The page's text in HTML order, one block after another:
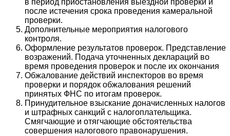
в период приостановления выездной проверки и
после истечения срока проведения камеральной
проверки.
Дополнительные мероприятия налогового
контроля.
Оформление результатов проверок. Представление
возражений. Подача уточненных деклараций во
время проведения проверок и после их окончания
Обжалование действий инспекторов во время
проверки и порядок обжалования решений
принятых ФНС по итогам проверок.
Принудительное взыскание доначисленных налогов
и штрафных санкций с налогоплательщика.
Смягчающие и отягчающие обстоятельства
совершения налогового правонарушения.